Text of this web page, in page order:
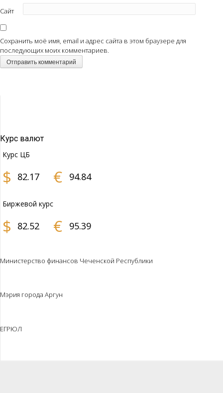
Сайт
Сохранить моё имя, email и адрес сайта в этом браузере для
последующих моих комментариев.
Курс валют
Курс ЦБ
$ 82.17 € 94.84
Биржевой курс
$ 82.52 € 95.39
Министерство финансов Чеченской Республики
Мэрия города Аргун
ЕГРЮЛ